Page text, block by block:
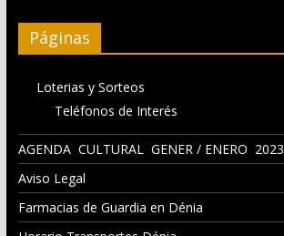
Páginas
Loterias y Sorteos
Teléfonos de Interés
AGENDA CULTURAL GENER / ENERO 2023
Aviso Legal
Farmacias de Guardia en Dénia